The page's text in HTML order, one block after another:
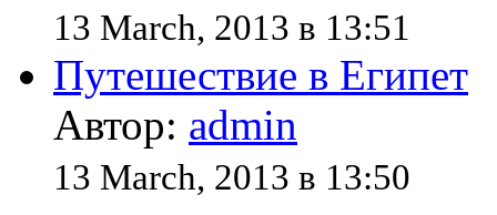
13 March, 2013 в 13:51
Путешествие в Египет
Автор: admin
13 March, 2013 в 13:50